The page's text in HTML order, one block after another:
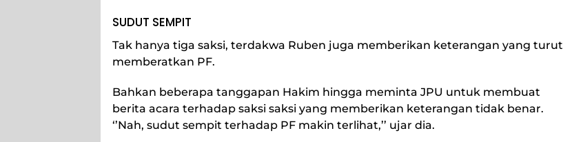
SUDUT SEMPIT
Tak hanya tiga saksi, terdakwa Ruben juga memberikan keterangan yang turut
memberatkan PF.
Bahkan beberapa tanggapan Hakim hingga meminta JPU untuk membuat
berita acara terhadap saksi saksi yang memberikan keterangan tidak benar.
‘’Nah, sudut sempit terhadap PF makin terlihat,’’ ujar dia.